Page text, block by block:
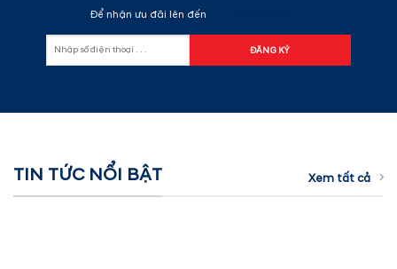
Để nhận ưu đãi lên đến
TIN TỨC NỔI BẬT Xem tất cả